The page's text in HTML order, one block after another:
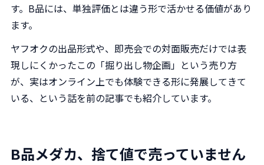
す。B品には、単独評価とは違う形で活かせる価値があり
ます。
ヤフオクの出品形式や、即売会での対面販売だけでは表
現しにくかったこの「掘り出し物企画」という売り方
が、実はオンライン上でも体験できる形に発展してきて
いる、という話を前の記事でも紹介しています。
B品メダカ、捨て値で売っていません